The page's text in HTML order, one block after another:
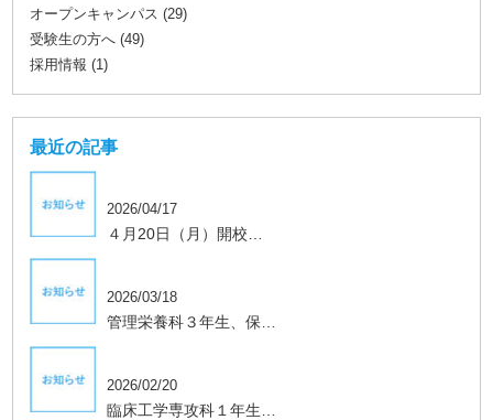
オープンキャンパス (29)
受験生の方へ (49)
採用情報 (1)
最近の記事
2026/04/17
４月20日（月）開校…
2026/03/18
管理栄養科３年生、保…
2026/02/20
臨床工学専攻科１年生…